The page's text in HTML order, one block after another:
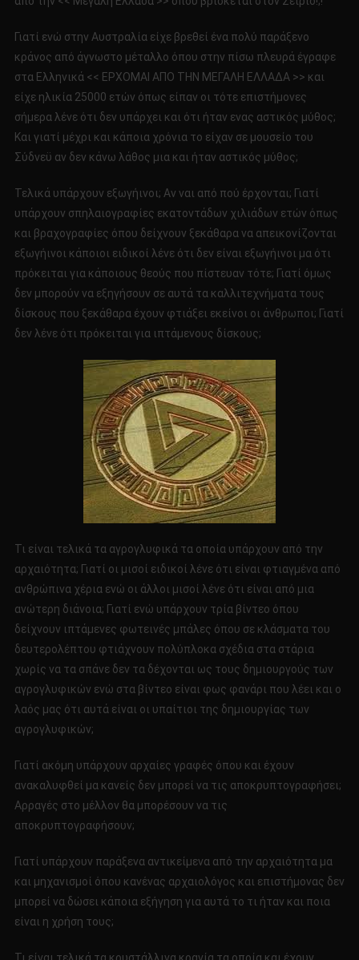
Γιατί ενώ στην Αυστραλία είχε βρεθεί ένα πολύ παράξενο
κράνος από άγνωστο μέταλλο όπου στην πίσω πλευρά έγραφε
στα Ελληνικά << ΕΡΧΟΜΑΙ ΑΠΟ ΤΗΝ ΜΕΓΑΛΗ ΕΛΛΑΔΑ >> και
είχε ηλικία 25000 ετών όπως είπαν οι τότε επιστήμονες
σήμερα λένε ότι δεν υπάρχει και ότι ήταν ενας αστικός μύθος;
Και γιατί μέχρι και κάποια χρόνια το είχαν σε μουσείο του
Σύδνεϋ αν δεν κάνω λάθος μια και ήταν αστικός μύθος;
Τελικά υπάρχουν εξωγήινοι; Αν ναι από πού έρχονται; Γιατί
υπάρχουν σπηλαιογραφίες εκατοντάδων χιλιάδων ετών όπως
και βραχογραφίες όπου δείχνουν ξεκάθαρα να απεικονίζονται
εξωγήινοι κάποιοι ειδικοί λένε ότι δεν είναι εξωγήινοι μα ότι
πρόκειται για κάποιους θεούς που πίστευαν τότε; Γιατί όμως
δεν μπορούν να εξηγήσουν σε αυτά τα καλλιτεχνήματα τους
δίσκους που ξεκάθαρα έχουν φτιάξει εκείνοι οι άνθρωποι; Γιατί
δεν λένε ότι πρόκειται για ιπτάμενους δίσκους;
Τι είναι τελικά τα αγρογλυφικά τα οποία υπάρχουν από την
αρχαιότητα; Γιατί οι μισοί ειδικοί λένε ότι είναι φτιαγμένα από
ανθρώπινα χέρια ενώ οι άλλοι μισοί λένε ότι είναι από μια
ανώτερη διάνοια; Γιατί ενώ υπάρχουν τρία βίντεο όπου
δείχνουν ιπτάμενες φωτεινές μπάλες όπου σε κλάσματα του
δευτερολέπτου φτιάχνουν πολύπλοκα σχέδια στα στάρια
χωρίς να τα σπάνε δεν τα δέχονται ως τους δημιουργούς των
αγρογλυφικών ενώ στα βίντεο είναι φως φανάρι που λέει και ο
λαός μας ότι αυτά είναι οι υπαίτιοι της δημιουργίας των
αγρογλυφικών;
Γιατί ακόμη υπάρχουν αρχαίες γραφές όπου και έχουν
ανακαλυφθεί μα κανείς δεν μπορεί να τις αποκρυπτογραφήσει;
Αρραγές στο μέλλον θα μπορέσουν να τις
αποκρυπτογραφήσουν;
Γιατί υπάρχουν παράξενα αντικείμενα από την αρχαιότητα μα
και μηχανισμοί όπου κανένας αρχαιολόγος και επιστήμονας δεν
μπορεί να δώσει κάποια εξήγηση για αυτά το τι ήταν και ποια
είναι η χρήση τους;